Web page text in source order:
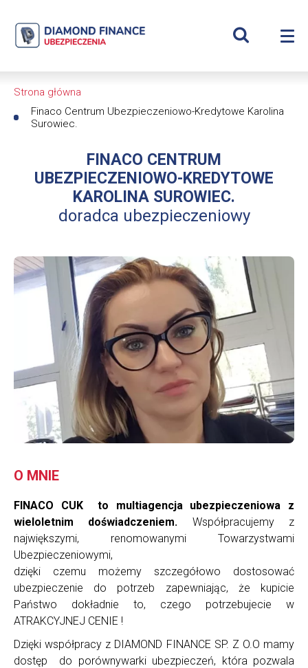
Karolina
Diamond
Ubezpieczenia
Wyświetl
Ścieżka
nawigacyjna
Strona główna
Finaco Centrum Ubezpieczeniowo-Kredytowe Karolina
Surowiec.
FINACO CENTRUM
UBEZPIECZENIOWO-KREDYTOWE
KAROLINA SUROWIEC.
doradca ubezpieczeniowy
O MNIE
FINACO CUK to multiagencja ubezpieczeniowa z
wieloletnim doświadczeniem. Współpracujemy z
największymi, renomowanymi Towarzystwami
Ubezpieczeniowymi,
dzięki czemu możemy szczegółowo dostosować
ubezpieczenie do potrzeb zapewniając, że kupicie
Państwo dokładnie to, czego potrzebujecie w
ATRAKCYJNEJ CENIE !
Dzięki współpracy z DIAMOND FINANCE SP. Z O.O mamy
dostęp do porównywarki ubezpieczeń, która pozwala